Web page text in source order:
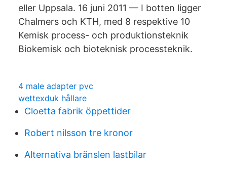
eller Uppsala. 16 juni 2011 — I botten ligger
Chalmers och KTH, med 8 respektive 10
Kemisk process- och produktionsteknik
Biokemisk och bioteknisk processteknik.
4 male adapter pvc
wettexduk hållare
Cloetta fabrik öppettider
Robert nilsson tre kronor
Alternativa bränslen lastbilar